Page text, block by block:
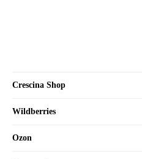
Crescina Shop
Wildberries
Ozon